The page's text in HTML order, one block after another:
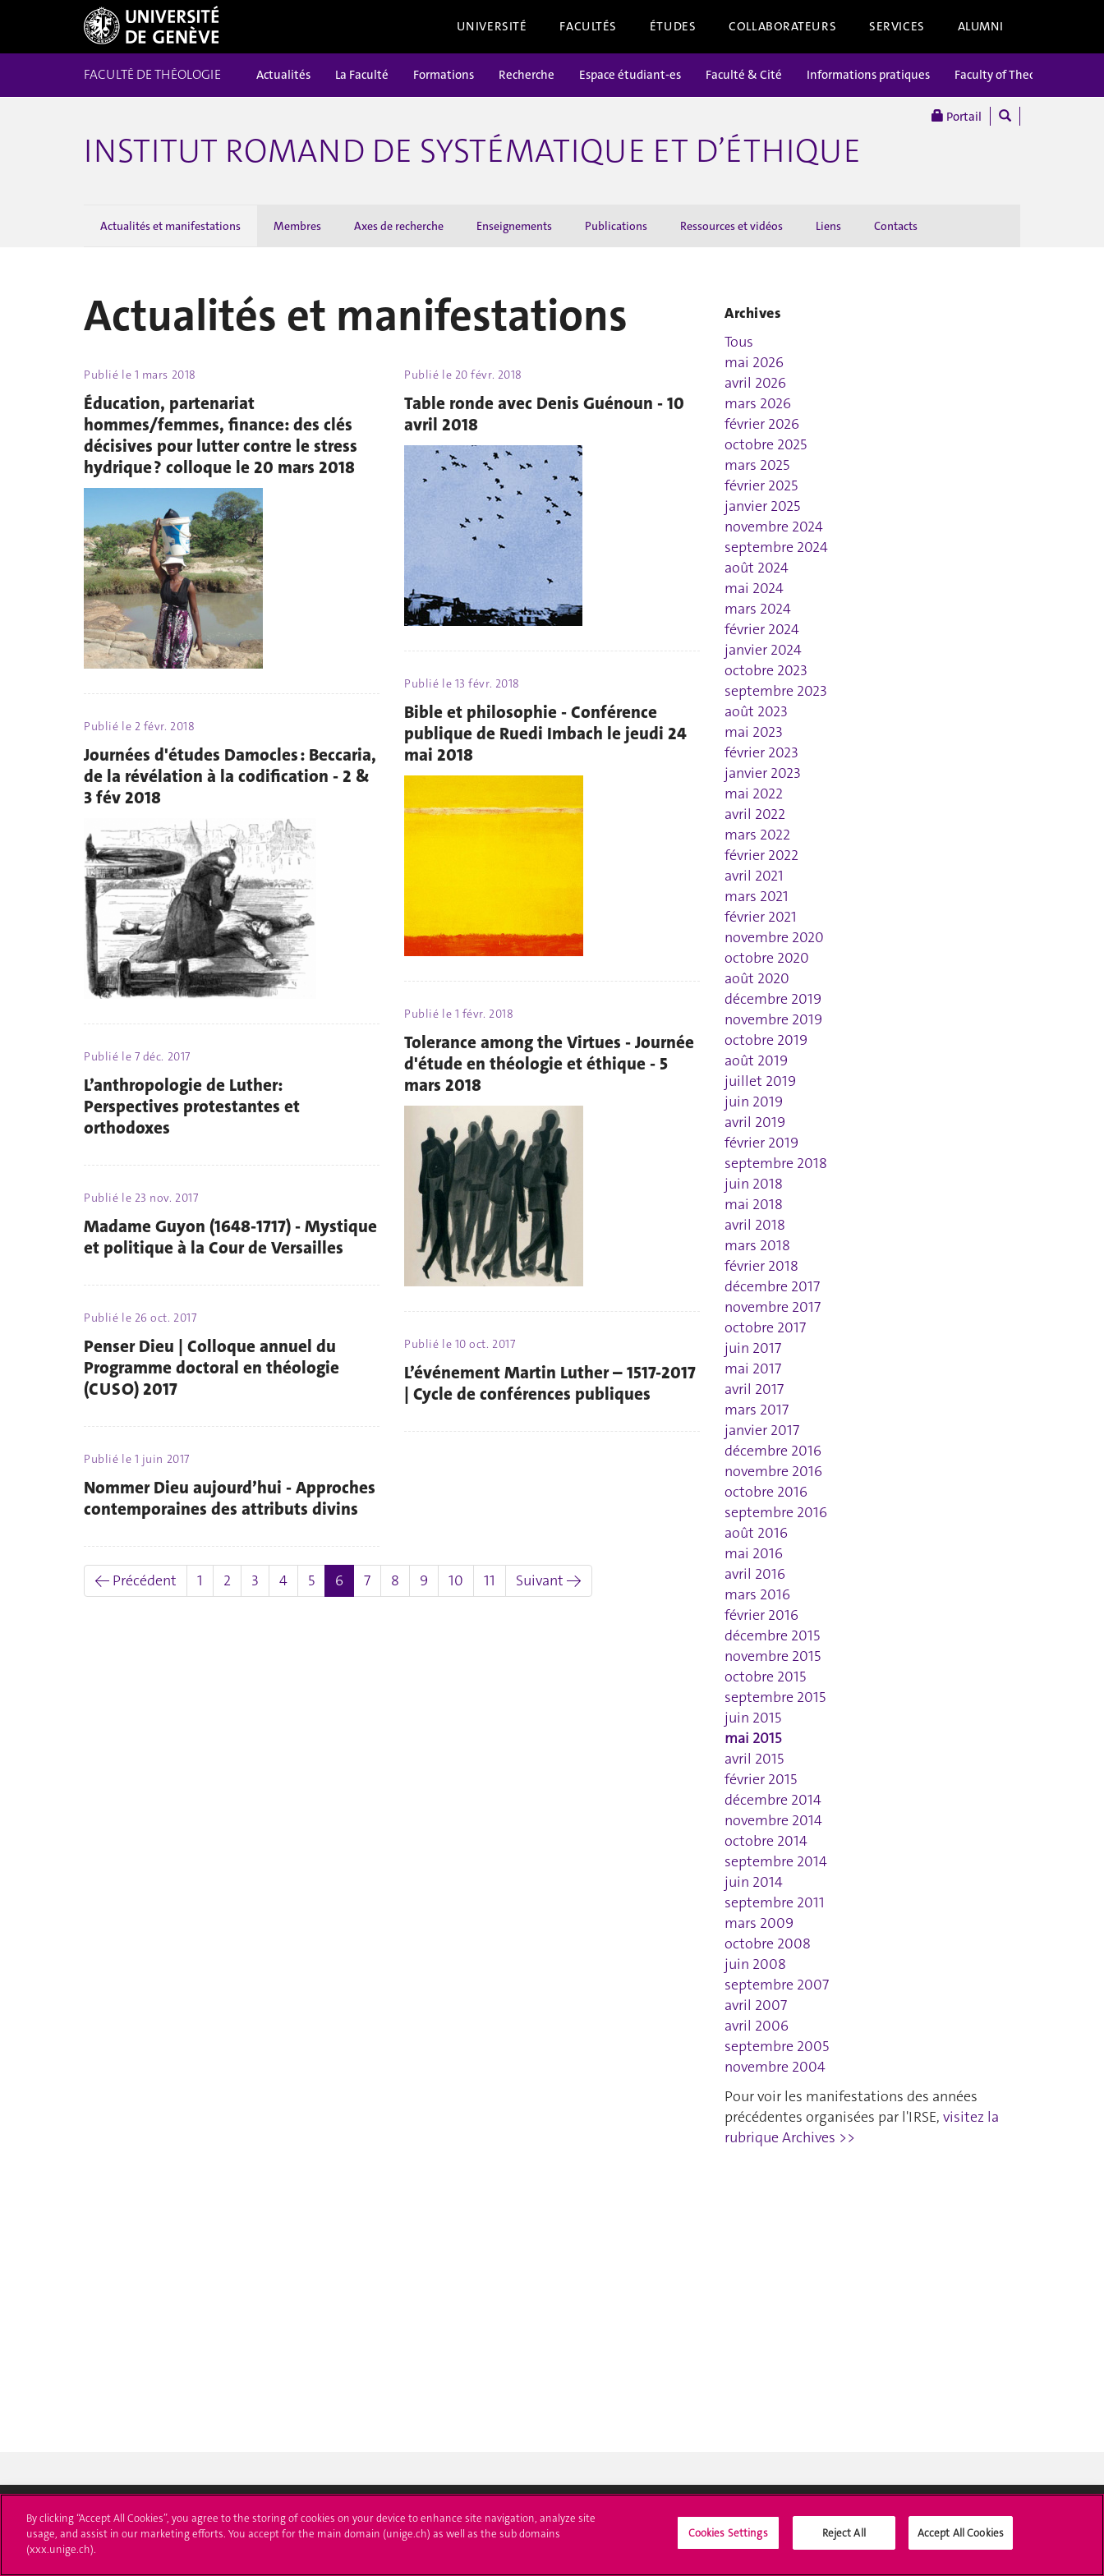
UNIVERSITÉ FACULTÉS ÉTUDES COLLABORATEURS SERVICES ALUMNI
Portail
FACULTÉ DE THÉOLOGIE Actualités La Faculté Formations Recherche Espace étudiant-es Faculté & Cité Informations pratiques Faculty of Theology
INSTITUT ROMAND DE SYSTÉMATIQUE ET D’ÉTHIQUE
Actualités et manifestations Membres Axes de recherche Enseignements Publications Ressources et vidéos Liens Contacts
Actualités et manifestations
Publié le 1 mars 2018
Éducation, partenariat
hommes/femmes, finance: des clés
décisives pour lutter contre le stress
hydrique ? colloque le 20 mars 2018
Publié le 20 févr. 2018
Table ronde avec Denis Guénoun - 10
avril 2018
Publié le 13 févr. 2018
Bible et philosophie - Conférence
publique de Ruedi Imbach le jeudi 24
mai 2018
Publié le 2 févr. 2018
Journées d'études Damocles : Beccaria,
de la révélation à la codification - 2 &
3 fév 2018
Publié le 1 févr. 2018
Tolerance among the Virtues - Journée
d'étude en théologie et éthique - 5
mars 2018
Publié le 7 déc. 2017
L’anthropologie de Luther:
Perspectives protestantes et
orthodoxes
Publié le 23 nov. 2017
Madame Guyon (1648-1717) - Mystique
et politique à la Cour de Versailles
Publié le 26 oct. 2017
Penser Dieu | Colloque annuel du
Programme doctoral en théologie
(CUSO) 2017
Publié le 10 oct. 2017
L’événement Martin Luther – 1517-2017
| Cycle de conférences publiques
Publié le 1 juin 2017
Nommer Dieu aujourd’hui - Approches
contemporaines des attributs divins
← Précédent 1 2 3 4 5 6 (actuel)
7 8 9 10 11 Suivant →
Archives
Tous
mai 2026
avril 2026
mars 2026
février 2026
octobre 2025
mars 2025
février 2025
janvier 2025
novembre 2024
septembre 2024
août 2024
mai 2024
mars 2024
février 2024
janvier 2024
octobre 2023
septembre 2023
août 2023
mai 2023
février 2023
janvier 2023
mai 2022
avril 2022
mars 2022
février 2022
avril 2021
mars 2021
février 2021
novembre 2020
octobre 2020
août 2020
décembre 2019
novembre 2019
octobre 2019
août 2019
juillet 2019
juin 2019
avril 2019
février 2019
septembre 2018
juin 2018
mai 2018
avril 2018
mars 2018
février 2018
décembre 2017
novembre 2017
octobre 2017
juin 2017
mai 2017
avril 2017
mars 2017
janvier 2017
décembre 2016
novembre 2016
octobre 2016
septembre 2016
août 2016
mai 2016
avril 2016
mars 2016
février 2016
décembre 2015
novembre 2015
octobre 2015
septembre 2015
juin 2015
mai 2015
avril 2015
février 2015
décembre 2014
novembre 2014
octobre 2014
septembre 2014
juin 2014
septembre 2011
mars 2009
octobre 2008
juin 2008
septembre 2007
avril 2007
avril 2006
septembre 2005
novembre 2004
Pour voir les manifestations des années
précédentes organisées par l'IRSE, visitez la
rubrique Archives >>
Université de Genève S'inscrire à l'UNIGE L'UNIGE vous informe Médias sociaux UNIGE
By clicking “Accept All Cookies”, you agree to the storing of cookies on your device to enhance site navigation, analyze site
usage, and assist in our marketing efforts. You accept for the main domain (unige.ch) as well as the sub domains
(xxx.unige.ch).
Cookies Settings Reject All Accept All Cookies